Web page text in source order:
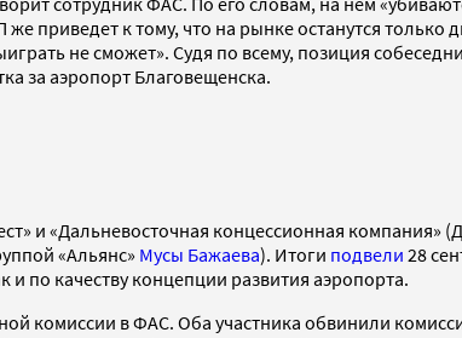
приведет к тому, что на рынке останутся
не сможет». Судя по всему, позиция
за аэропорт Благовещенска.
и «Дальневосточная концессионная
«Альянс» Мусы Бажаева). Итоги подвели 28
по качеству концепции развития аэропорта.
комиссии в ФАС. Оба участника обвинили